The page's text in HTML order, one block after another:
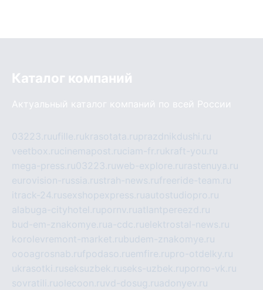
Каталог компаний
Актуальный каталог компаний по всей России
03223.ruufille.rukrasotata.ruprazdnikdushi.ru
veetbox.rucinemapost.ruciam-fr.rukraft-you.ru
mega-press.ru03223.ruweb-explore.ru rastenuya.ru
eurovision-russia.rustrah-news.rufreeride-team.ru
itrack-24.rusexshopexpress.ruautostudiopro.ru
alabuga-cityhotel.rupornv.ruatlantpereezd.ru
bud-em-znakomye.rua-cdc.ruelektrostal-news.ru
korolevremont-market.rubudem-znakomye.ru
oooagrosnab.rufpodaso.ruemfire.rupro-otdelky.ru
ukrasotki.ruseksuzbek.ruseks-uzbek.ruporno-vk.ru
sovratili.ruolecoon.ruvd-dosug.ruadonyev.ru